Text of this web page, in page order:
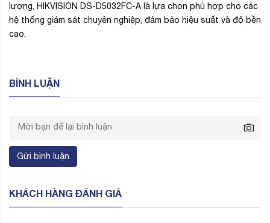
lượng, HIKVISION DS-D5032FC-A là lựa chọn phù hợp cho các
hệ thống giám sát chuyên nghiệp, đảm bảo hiệu suất và độ bền
cao.
BÌNH LUẬN
Gửi bình luận
KHÁCH HÀNG ĐÁNH GIÁ